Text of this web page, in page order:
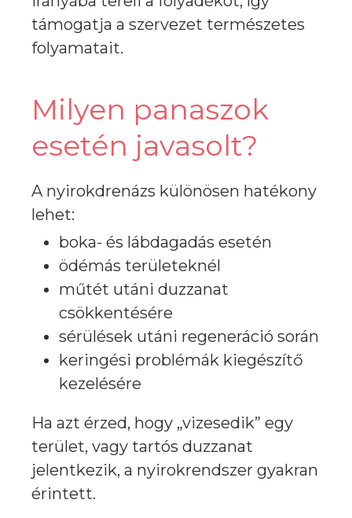
támogatja a szervezet természetes
folyamatait.
Milyen panaszok
esetén javasolt?
A nyirokdrenázs különösen hatékony
lehet:
boka- és lábdagadás esetén
ödémás területeknél
műtét utáni duzzanat
csökkentésére
sérülések utáni regeneráció során
keringési problémák kiegészítő
kezelésére
Ha azt érzed, hogy „vizesedik” egy
terület, vagy tartós duzzanat
jelentkezik, a nyirokrendszer gyakran
érintett.